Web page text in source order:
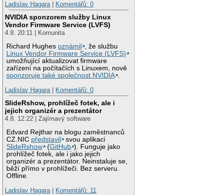
Ladislav Hagara| Komentářů: 0
NVIDIA sponzorem služby Linux
Vendor Firmware Service (LVFS)
4.8. 20:11 | Komunita
Richard Hughesoznámil
, že službu
Linux Vendor Firmware Service (LVFS)
umožňující aktualizovat firmware
zařízení na počítačích s Linuxem, nově
sponzoruje také společnost NVIDIA .
Ladislav Hagara| Komentářů: 0
SlideRshow, prohlížeč fotek, ale i
jejich organizér a prezentátor
4.8. 12:22 | Zajímavý software
Edvard Rejthar na blogu zaměstnanců
CZ.NIC představil
svou aplikaci
SlideRshow
(GitHub ). Funguje jako
prohlížeč fotek, ale i jako jejich
organizér a prezentátor. Neinstaluje se,
běží přímo v prohlížeči. Bez serveru.
Offline.
Ladislav Hagara| Komentářů: 11